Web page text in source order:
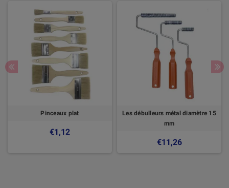
Pinceaux plat
€1,12
Les débulleurs métal diamètre 15
mm
€11,26